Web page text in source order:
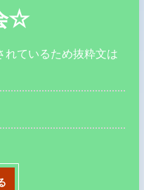
☆
れているため抜粋文は